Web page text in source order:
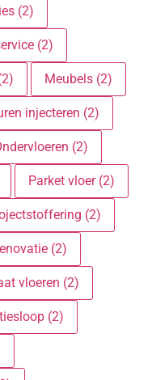
(2)
(2)
Meubels (2)
injecteren (2)
(2)
Parket vloer (2)
(2)
(2)
vloeren (2)
(2)